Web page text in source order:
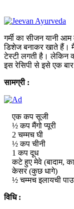
गर्मी का सीजन यानी
डिशेज बनाकर खाते हैं।
टेस्टी लगती है। लेकिन
इस रेसिपी से इसे एक
सामग्री :
एक कप सूजी
½ कप मैंगो प्यूरी
2 चम्मच घी
½ कप चीनी
1 कप दूध
कटे हुए मेवे (बादाम,
केसर (कुछ धागे)
½ चम्मच इलायची
विधि :